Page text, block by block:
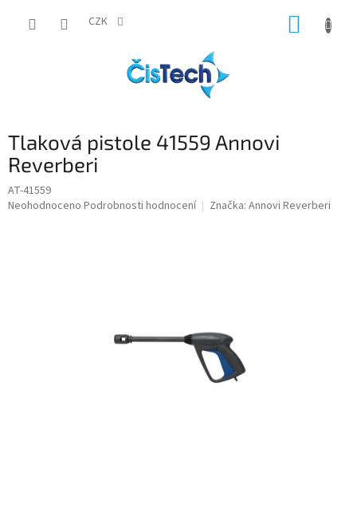
CZK
Tlaková pistole 41559 Annovi
Reverberi
AT-41559
Průměrné
Neohodnoceno Podrobnosti hodnocení Značka: Annovi Reverberi